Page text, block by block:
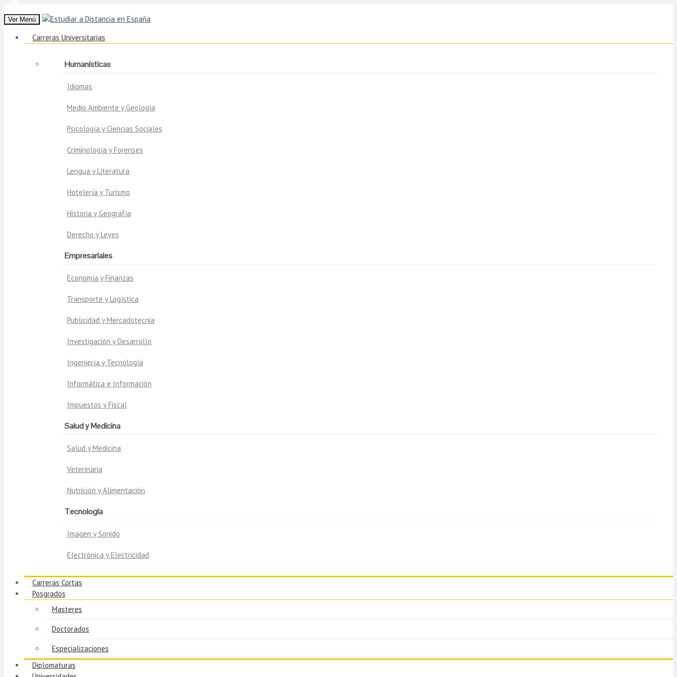
Ver Menú
Carreras Universitarias
Humanísticas
Idiomas
Medio Ambiente y Geología
Psicología y Ciencias Sociales
Criminología y Forenses
Lengua y Literatura
Hotelería y Turismo
Historia y Geografía
Derecho y Leyes
Empresariales
Economía y Finanzas
Transporte y Logística
Publicidad y Mercadotecnia
Investigación y Desarrollo
Ingeniería y Tecnología
Informática e Información
Impuestos y Fiscal
Salud y Medicina
Salud y Medicina
Veterinaria
Nutrición y Alimentación
Tecnología
Imagen y Sonido
Electrónica y Electricidad
Carreras Cortas
Posgrados
Masteres
Doctorados
Especializaciones
Diplomaturas